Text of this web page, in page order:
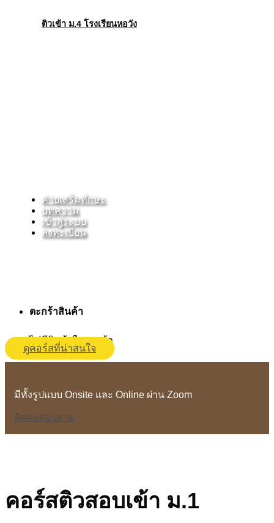
ติวเข้า ม.4 โรงเรียนหอวัง
ค่ายเสริมทักษะ
บทความ
เข้าสู่ระบบ
ลงทะเบียน
ตะกร้าสินค้า
ไม่มีสินค้าในตะกร้า
ดูคอร์สที่น่าสนใจ
มีทั้งรูปแบบ Onsite และ Online ผ่าน Zoom
ติดต่อสอบถาม
คอร์สติวสอบเข้า ม.1